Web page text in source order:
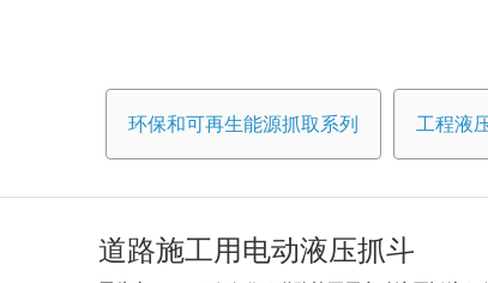
环保和可再生能源抓取系列 工程液
道路施工用电动液压抓斗